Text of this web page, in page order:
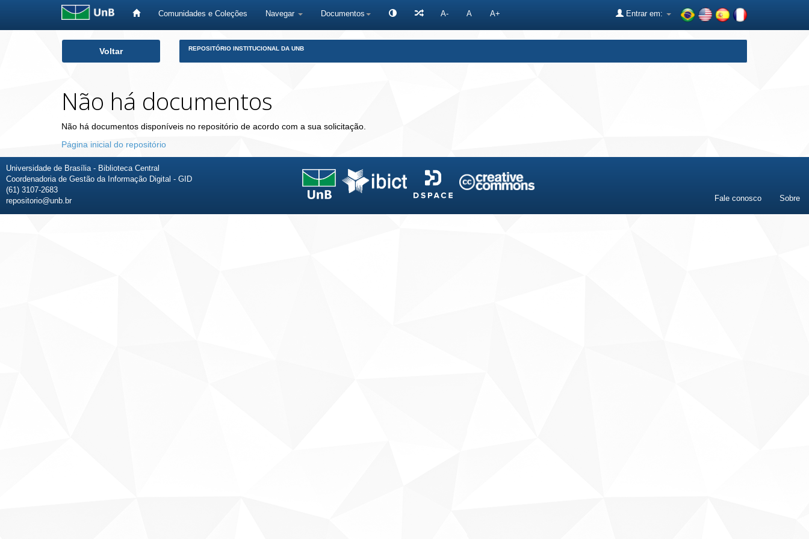
Comunidades e Coleções Navegar Documentos A- A A+ Entrar em:
Voltar REPOSITÓRIO INSTITUCIONAL DA UNB
Não há documentos
Não há documentos disponíveis no repositório de acordo com a sua solicitação.
Página inicial do repositório
Universidade de Brasília - Biblioteca Central
Coordenadoria de Gestão da Informação Digital - GID
(61) 3107-2683
repositorio@unb.br
Fale conosco Sobre